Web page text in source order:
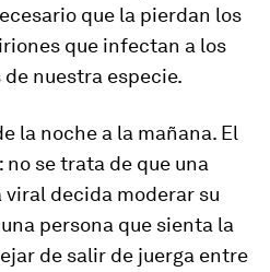
que la pierdan los
que infectan a los
nuestra especie.
la noche a la mañana. El
se trata de que una
decida moderar su
persona que sienta la
de salir de juerga entre